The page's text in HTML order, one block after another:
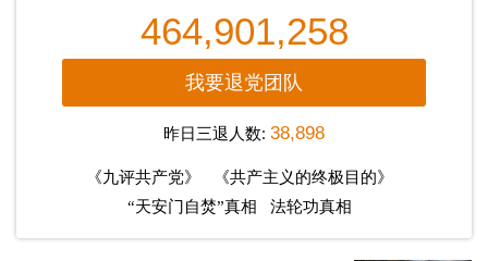
464,901,258
我要退党团队
昨日三退人数: 38,898
《九评共产党》
《共产主义的终极目的》
“天安门自焚”真相
法轮功真相